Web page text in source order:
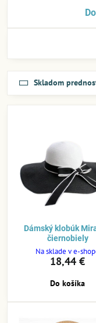
Skladom
Dámský klobúk
čiernobiely
Na sklade v e-
18,44 €
Do košíka